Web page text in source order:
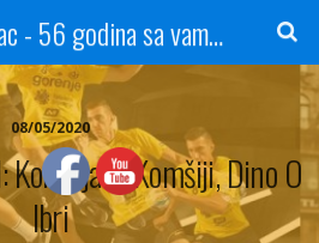
Radio Gradačac - 56 godina sa vama...
08/05/2020
Komšija O Komšiji, Dino O
Ibri